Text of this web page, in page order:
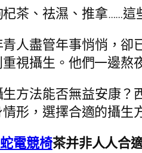
茶、祛濕、推拿……
人盡管年事悄悄，卻
視攝生。他們一邊熬
方法能否無益安康？
形，選擇合適的攝生
電競椅茶并非人人合